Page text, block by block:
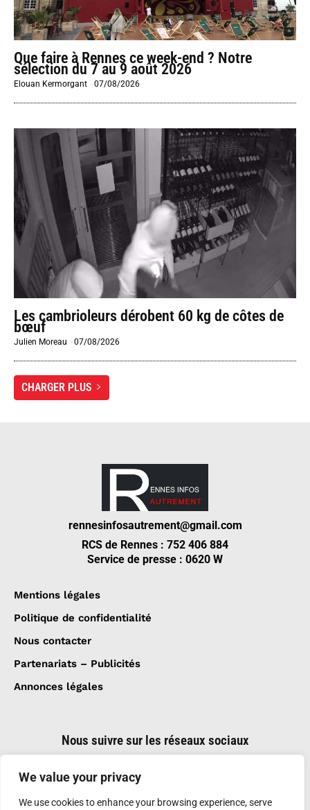
We value your privacy
We use cookies to enhance your browsing experience, serve
Que faire à Rennes ce week-end ? Notre
sélection du 7 au 9 août 2026
Elouan Kermorgant -07/08/2026
Les cambrioleurs dérobent 60 kg de côtes de
bœuf
Julien Moreau -07/08/2026
CHARGER PLUS
rennesinfosautrement@gmail.com
RCS de Rennes : 752 406 884
Service de presse : 0620 W
Mentions légales
Politique de confidentialité
Nous contacter
Partenariats – Publicités
Annonces légales
Nous suivre sur les réseaux sociaux